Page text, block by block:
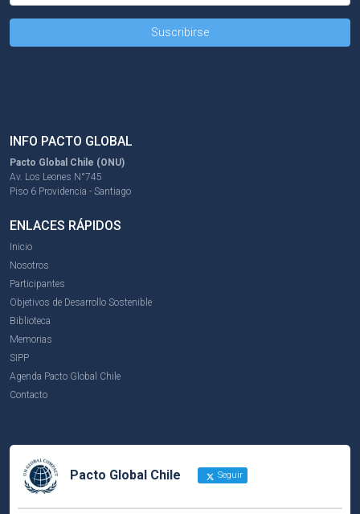
INFO PACTO GLOBAL
Pacto Global Chile (ONU)
Av. Los Leones N°745
Piso 6 Providencia - Santiago
ENLACES RÁPIDOS
Inicio
Nosotros
Participantes
Objetivos de Desarrollo Sostenible
Biblioteca
Memorias
SIPP
Agenda Pacto Global Chile
Contacto
Pacto Global Chile Seguir